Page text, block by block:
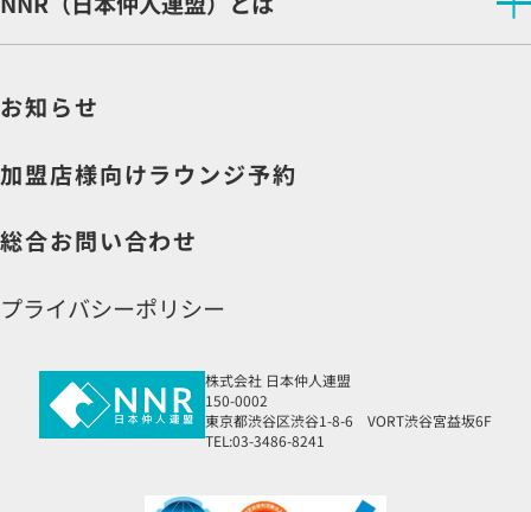
収益モデル
説明会申込
資料請求
会社情報
お知らせ
加盟店様向けラウンジ予約
総合お問い合わせ
プライバシーポリシー
株式会社 日本仲人連盟
150-0002
東京都渋谷区渋谷1-8-6 VORT渋谷宮益坂6F
TEL:03-3486-8241